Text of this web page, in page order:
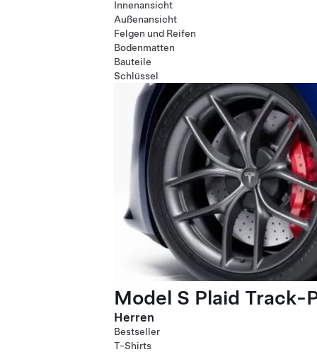
Innenansicht
Außenansicht
Felgen und Reifen
Bodenmatten
Bauteile
Schlüssel
Model S Plaid Track-
Herren
Bestseller
T-Shirts